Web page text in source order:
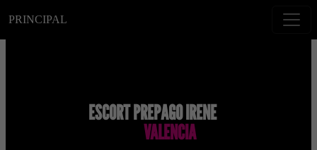
PRINCIPAL
ESCORT PREPAGO IRENE
VALENCIA